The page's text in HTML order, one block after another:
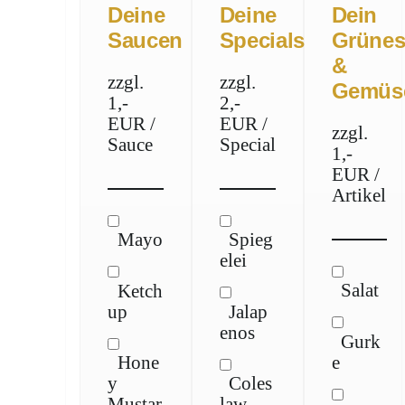
Deine
Saucen
zzgl.
1,-
EUR /
Sauce
Mayo
Ketch
up
Hone
y
Deine
Specials
zzgl.
2,-
EUR /
Special
Spieg
elei
Jalap
enos
Coles
Dein
Grünes
&
zzgl.
1,-
EUR /
Artikel
Salat
Gurk
e